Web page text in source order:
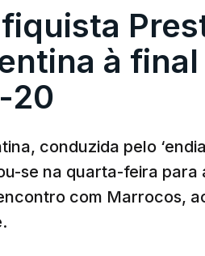
à
20
conduzida pelo
se na quarta-feira para
com Marrocos,